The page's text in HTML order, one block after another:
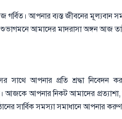
আপনার ব্যস্ত জীবনের মূল্যবান
আমাদের মাদরাসা অঙ্গন আজ
সাথে আপনার প্রতি শ্রদ্ধা নিবেদন
আজকে আপনার নিকট আমাদের প্রত্যাশা,
সার্বিক সমস্যা সমাধানে আপনার